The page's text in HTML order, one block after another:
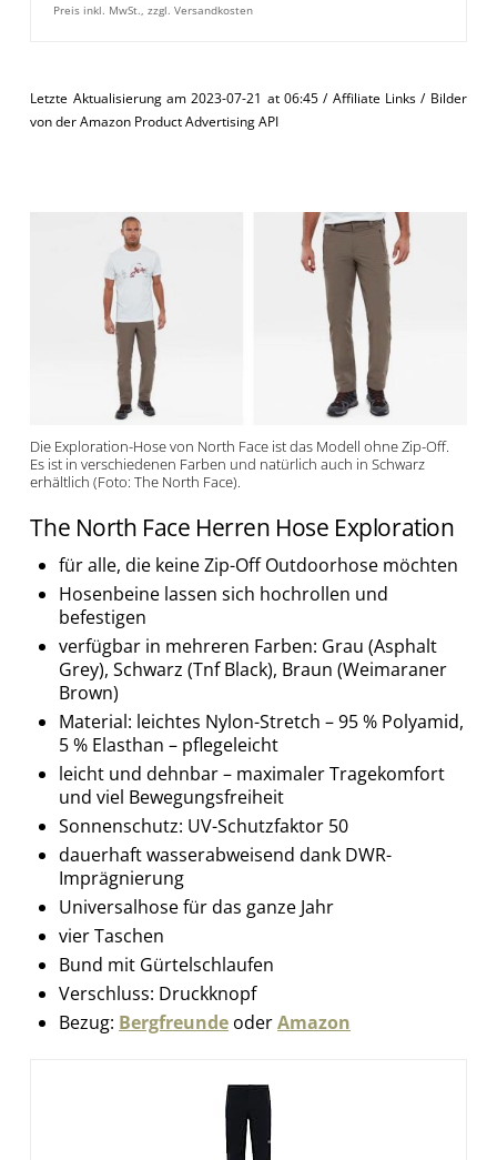
Preis inkl. MwSt., zzgl. Versandkosten
Letzte Aktualisierung am 2023-07-21 at 06:45 / Affiliate Links / Bilder
von der Amazon Product Advertising API
Die Exploration-Hose von North Face ist das Modell ohne Zip-Off.
Es ist in verschiedenen Farben und natürlich auch in Schwarz
erhältlich (Foto: The North Face).
The North Face Herren Hose Exploration
für alle, die keine Zip-Off Outdoorhose möchten
Hosenbeine lassen sich hochrollen und
befestigen
verfügbar in mehreren Farben: Grau (Asphalt
Grey), Schwarz (Tnf Black), Braun (Weimaraner
Brown)
Material: leichtes Nylon-Stretch – 95 % Polyamid,
5 % Elasthan – pflegeleicht
leicht und dehnbar – maximaler Tragekomfort
und viel Bewegungsfreiheit
Sonnenschutz: UV-Schutzfaktor 50
dauerhaft wasserabweisend dank DWR-
Imprägnierung
Universalhose für das ganze Jahr
vier Taschen
Bund mit Gürtelschlaufen
Verschluss: Druckknopf
Bezug: Bergfreunde oderAmazon